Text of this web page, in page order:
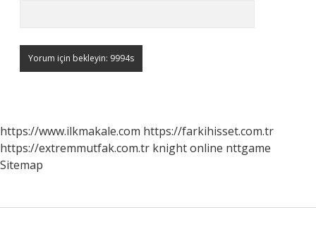
https://www.ilkmakale.com https://farkihisset.com.tr
https://extremmutfak.com.tr knight online nttgame
Sitemap